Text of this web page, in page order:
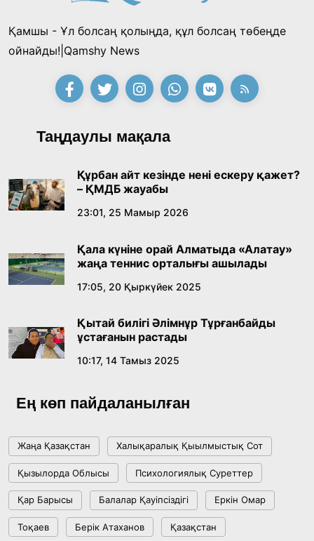
Қамшы - Ұл болсаң қолыңда, құл болсаң төбеңде
ойнайды!|Qamshy News
Таңдаулы мақала
Құрбан айт кезінде нені ескеру қажет?
– ҚМДБ жауабы
23:01, 25 Мамыр 2026
Қала күніне орай Алматыда «Алатау»
жаңа теннис орталығы ашылады
17:05, 20 Қыркүйек 2025
Қытай билігі Әлімнұр Тұрғанбайды
ұстағанын растады
10:17, 14 Тамыз 2025
Ең көп пайдаланылған
Жаңа Қазақстан Халықаралық Қыылмыстық Сот
Қызылорда Облысы Психологиялық Суреттер
Қар Барысы Балалар Қауіпсіздігі Еркін Омар
Тоқаев Берік Атаханов Қазақстан